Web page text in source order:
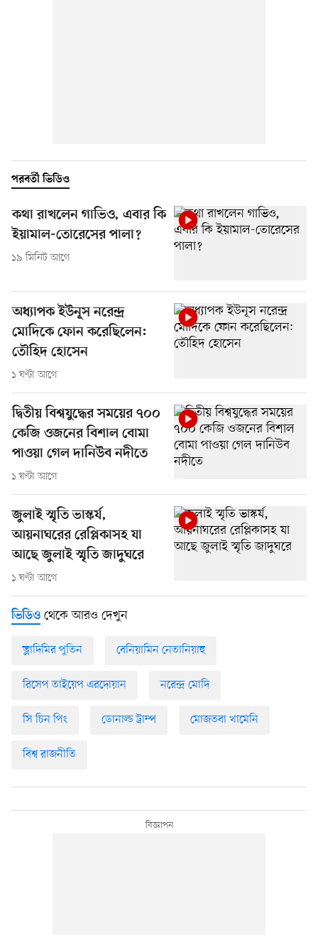
পরবর্তী ভিডিও
কথা রাখলেন গাভিও, এবার কি
ইয়ামাল-তোরেসের পালা?
১৯ মিনিট আগে
অধ্যাপক ইউনূস নরেন্দ্র
মোদিকে ফোন করেছিলেন:
তৌহিদ হোসেন
১ ঘণ্টা আগে
দ্বিতীয় বিশ্বযুদ্ধের সময়ের ৭০০
কেজি ওজনের বিশাল বোমা
পাওয়া গেল দানিউব নদীতে
১ ঘণ্টা আগে
জুলাই স্মৃতি ভাস্কর্য,
আয়নাঘরের রেপ্লিকাসহ যা
আছে জুলাই স্মৃতি জাদুঘরে
১ ঘণ্টা আগে
ভিডিও থেকে আরও দেখুন
ভ্লাদিমির পুতিন বেনিয়ামিন নেতানিয়াহু
রিসেপ তাইয়েপ এরদোয়ান নরেন্দ্র মোদি
সি চিন পিং ডোনাল্ড ট্রাম্প মোজতবা খামেনি
বিশ্ব রাজনীতি